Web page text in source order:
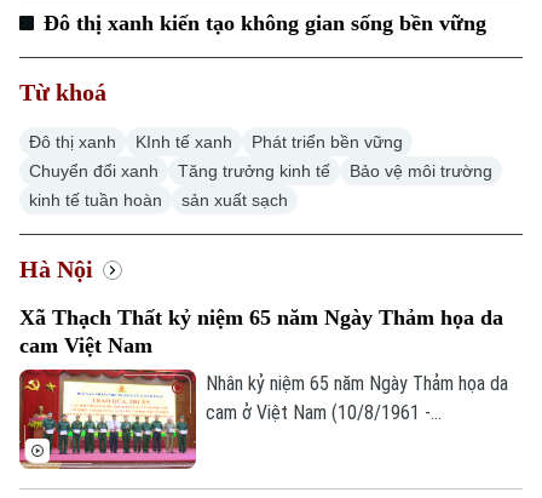
Đô thị xanh kiến tạo không gian sống bền vững
Từ khoá
Đô thị xanh KInh tế xanh
Phát triển bền vững
Chuyển đổi xanh
Tăng trưởng kinh tế
Bảo vệ môi trường
kinh tế tuần hoàn
sản xuất sạch
Hà Nội
Xã Thạch Thất kỷ niệm 65 năm Ngày Thảm họa da
cam Việt Nam
Nhân kỷ niệm 65 năm Ngày Thảm họa da
cam ở Việt Nam (10/8/1961 -